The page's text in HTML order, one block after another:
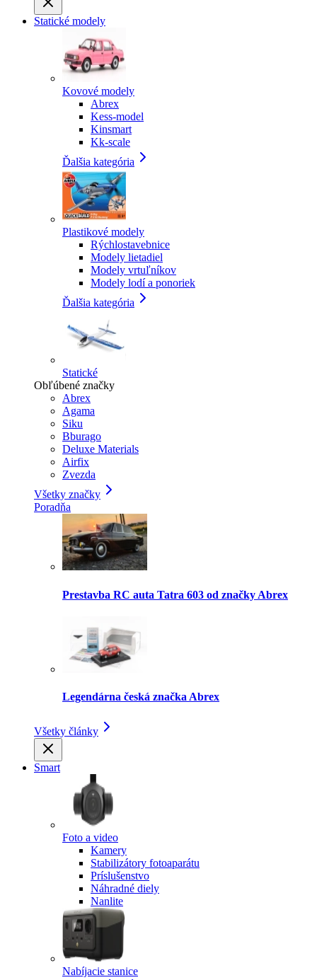
Statické modely
Kovové modely
Abrex
Kess-model
Kinsmart
Kk-scale
Ďalšia kategória
Plastikové modely
Rýchlostavebnice
Modely lietadiel
Modely vrtuľníkov
Modely lodí a ponoriek
Ďalšia kategória
Statické
Obľúbené značky
Abrex
Agama
Siku
Bburago
Deluxe Materials
Airfix
Zvezda
Všetky značky
Poradňa
Prestavba RC auta Tatra 603 od značky Abrex
Legendárna česká značka Abrex
Všetky články
Smart
Foto a video
Kamery
Stabilizátory fotoaparátu
Príslušenstvo
Náhradné diely
Nanlite
Nabíjacie stanice